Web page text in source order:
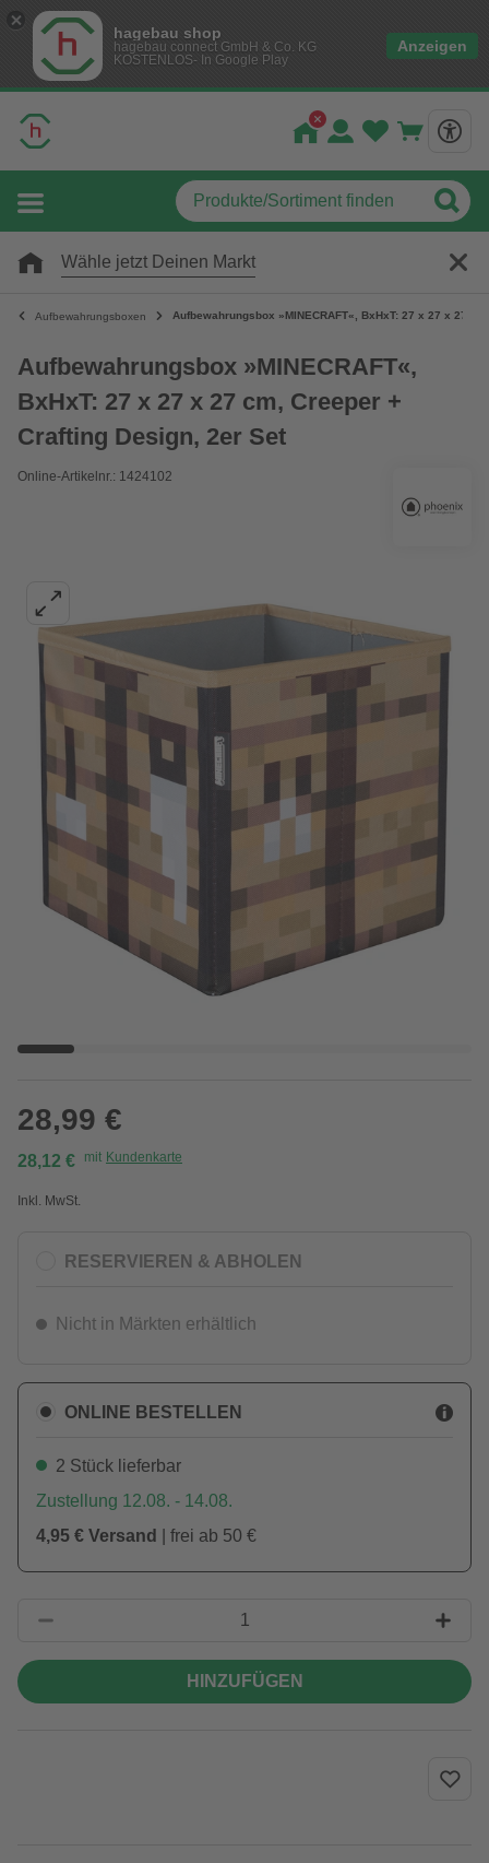
hagebau shop
hagebau connect GmbH & Co. KG
KOSTENLOS- In Google Play
Anzeigen
Wähle jetzt Deinen Markt
Aufbewahrungsboxen Aufbewahrungsbox »MINECRAFT«, BxHxT: 27 x 27 x 27
Aufbewahrungsbox »MINECRAFT«,
BxHxT: 27 x 27 x 27 cm, Creeper +
Crafting Design, 2er Set
Online-Artikelnr.: 1424102
28,99 €
28,12 € mit Kundenkarte
Inkl. MwSt.
RESERVIEREN & ABHOLEN
Nicht in Märkten erhältlich
ONLINE BESTELLEN
2 Stück lieferbar
Zustellung 12.08. - 14.08.
4,95 € Versand
| frei ab 50 €
HINZUFÜGEN